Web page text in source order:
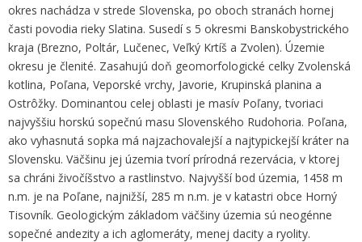
okres nachádza v strede Slovenska, po oboch stranách hornej
časti povodia rieky Slatina. Susedí s 5 okresmi Banskobystrického
kraja (Brezno, Poltár, Lučenec, Veľký Krtíš a Zvolen). Územie
okresu je členité. Zasahujú doň geomorfologické celky Zvolenská
kotlina, Poľana, Veporské vrchy, Javorie, Krupinská planina a
Ostrôžky. Dominantou celej oblasti je masív Poľany, tvoriaci
najvyššiu horskú sopečnú masu Slovenského Rudohoria. Poľana,
ako vyhasnutá sopka má najzachovalejší a najtypickejší kráter na
Slovensku. Väčšinu jej územia tvorí prírodná rezervácia, v ktorej
sa chráni živočíšstvo a rastlinstvo. Najvyšší bod územia, 1458 m
n.m. je na Poľane, najnižší, 285 m n.m. je v katastri obce Horný
Tisovník. Geologickým základom väčšiny územia sú neogénne
sopečné andezity a ich aglomeráty, menej dacity a ryolity.